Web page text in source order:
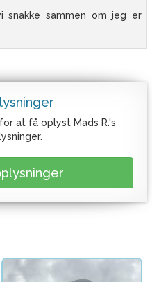
snakke sammen om jeg er
at få oplyst Mads R.'s